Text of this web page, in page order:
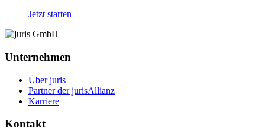
Jetzt starten
Unternehmen
Über juris
Partner der jurisAllianz
Karriere
Kontakt